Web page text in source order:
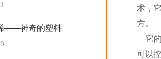
——神奇的塑料
术，
方。
它的
可以